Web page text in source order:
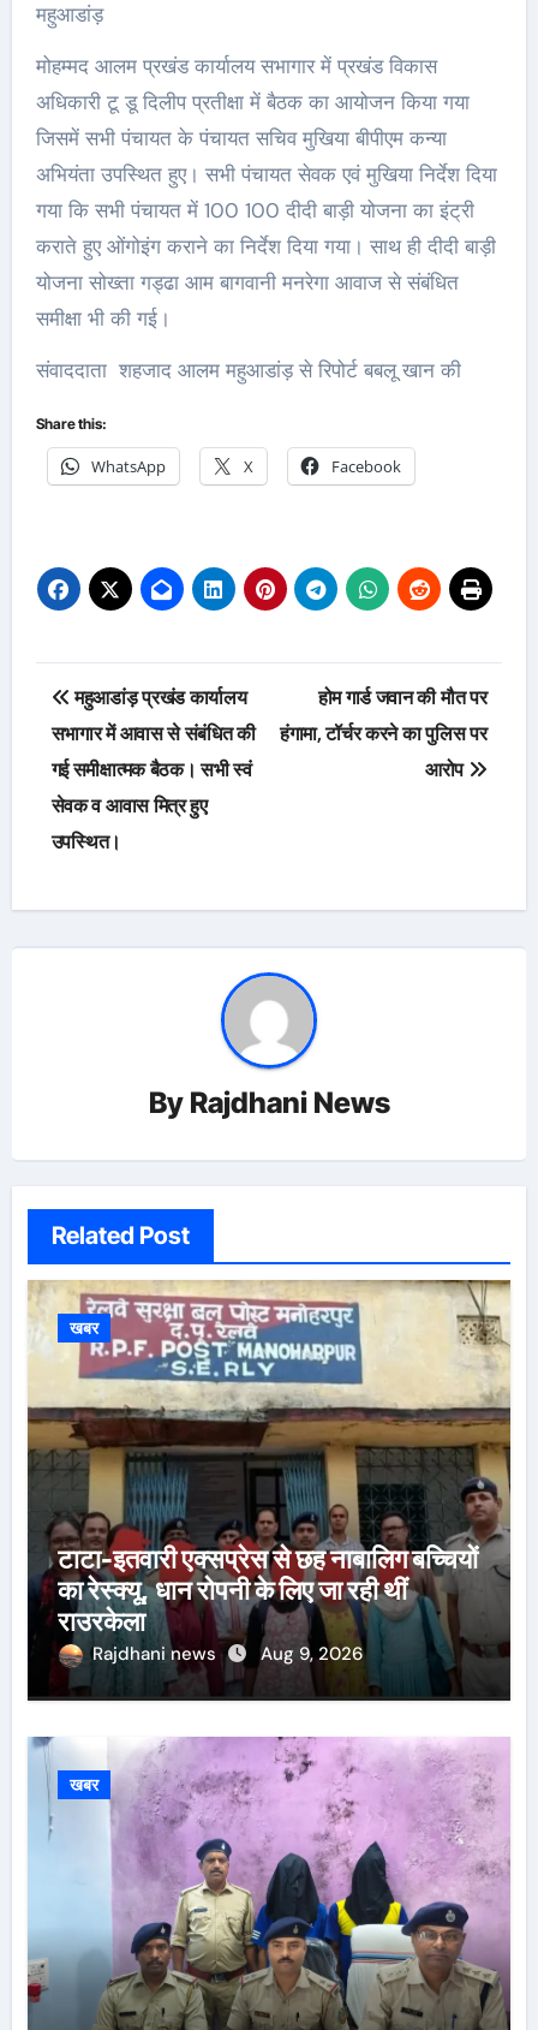
महुआडांड़
मोहम्मद आलम प्रखंड कार्यालय सभागार में प्रखंड विकास
अधिकारी टू डू दिलीप प्रतीक्षा में बैठक का आयोजन किया गया
जिसमें सभी पंचायत के पंचायत सचिव मुखिया बीपीएम कन्या
अभियंता उपस्थित हुए। सभी पंचायत सेवक एवं मुखिया निर्देश दिया
गया कि सभी पंचायत में 100 100 दीदी बाड़ी योजना का इंट्री
कराते हुए ओंगोइंग कराने का निर्देश दिया गया। साथ ही दीदी बाड़ी
योजना सोख्ता गड्ढा आम बागवानी मनरेगा आवाज से संबंधित
समीक्षा भी की गई।
संवाददाता शहजाद आलम महुआडांड़ से रिपोर्ट बबलू खान की
Share this:
WhatsApp X Facebook
Post
navigation
महुआडांड़ प्रखंड कार्यालय
सभागार में आवास से संबंधित की
गई समीक्षात्मक बैठक। सभी स्वं
सेवक व आवास मित्र हुए
उपस्थित।
होम गार्ड जवान की मौत पर
हंगामा, टॉर्चर करने का पुलिस पर
आरोप
By Rajdhani News
Related Post
खबर
टाटा-इतवारी एक्सप्रेस से छह नाबालिग बच्चियों
का रेस्क्यू, धान रोपनी के लिए जा रही थीं
राउरकेला
Rajdhani news Aug 9, 2026
खबर